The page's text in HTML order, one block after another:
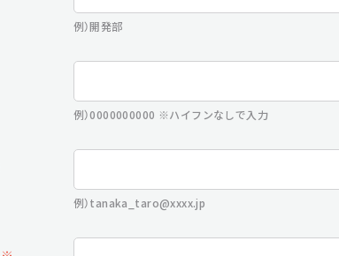
例）開発部
例）0000000000 ※ハイフンなしで入力
例）tanaka_taro@xxxx.jp